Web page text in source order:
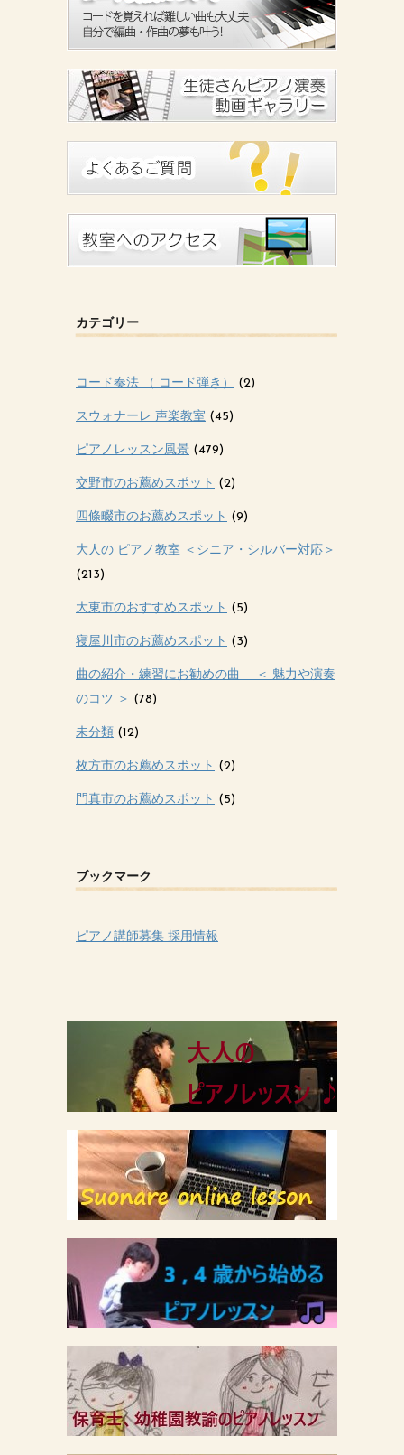
カテゴリー
コード奏法 （ コード弾き） (2)
スウォナーレ 声楽教室 (45)
ピアノレッスン風景 (479)
交野市のお薦めスポット (2)
四條畷市のお薦めスポット (9)
大人の ピアノ教室 ＜シニア・シルバー対応＞
(213)
大東市のおすすめスポット (5)
寝屋川市のお薦めスポット (3)
曲の紹介・練習にお勧めの曲 ＜ 魅力や演奏
のコツ ＞ (78)
未分類 (12)
枚方市のお薦めスポット (2)
門真市のお薦めスポット (5)
ブックマーク
ピアノ講師募集 採用情報